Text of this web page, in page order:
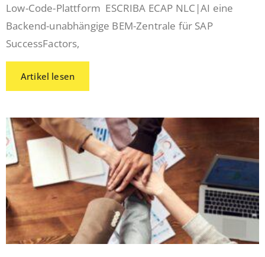
Low-Code-Plattform ESCRIBA ECAP NLC|AI eine
Backend-unabhängige BEM-Zentrale für SAP
SuccessFactors,
Artikel lesen